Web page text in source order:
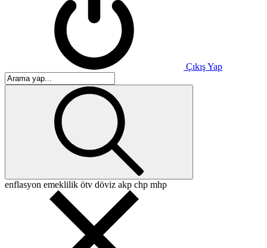
Çıkış Yap
enflasyon emeklilik ötv döviz akp chp mhp